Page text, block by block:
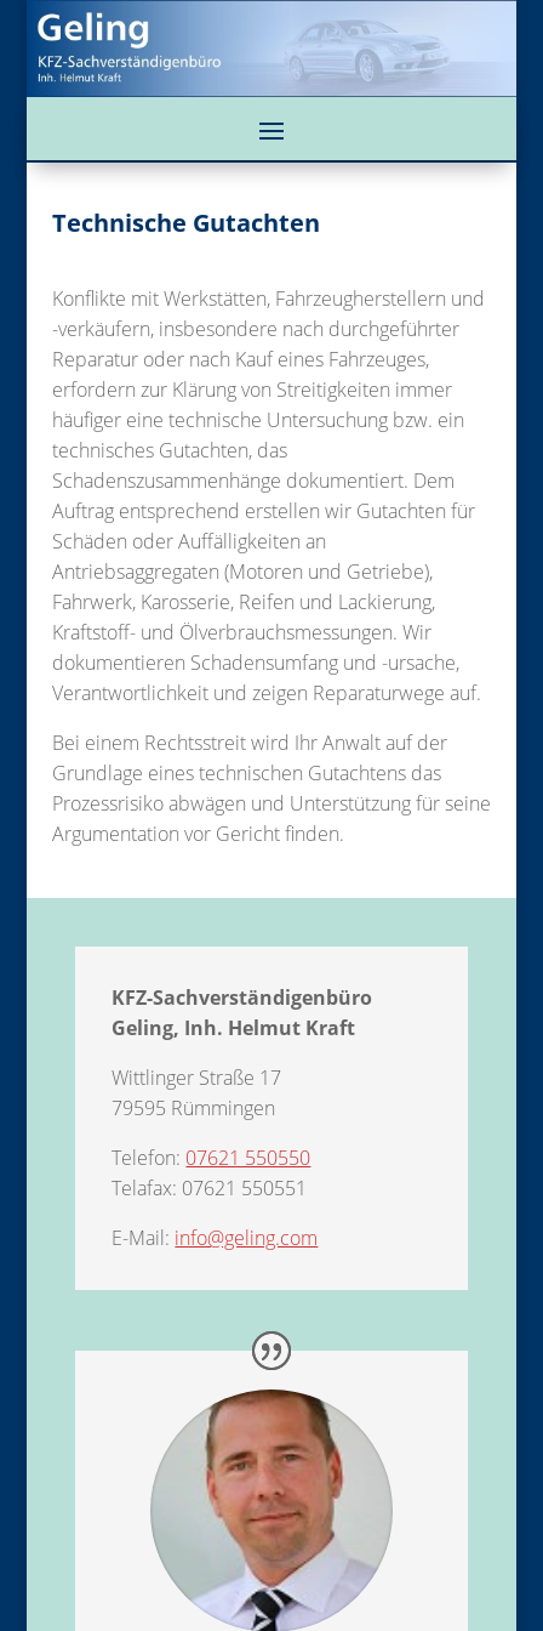
Technische Gutachten
Konflikte mit Werkstätten, Fahrzeugherstellern und
-verkäufern, insbesondere nach durchgeführter
Reparatur oder nach Kauf eines Fahrzeuges,
erfordern zur Klärung von Streitigkeiten immer
häufiger eine technische Untersuchung bzw. ein
technisches Gutachten, das
Schadenszusammenhänge dokumentiert. Dem
Auftrag entsprechend erstellen wir Gutachten für
Schäden oder Auffälligkeiten an
Antriebsaggregaten (Motoren und Getriebe),
Fahrwerk, Karosserie, Reifen und Lackierung,
Kraftstoff- und Ölverbrauchsmessungen. Wir
dokumentieren Schadensumfang und -ursache,
Verantwortlichkeit und zeigen Reparaturwege auf.
Bei einem Rechtsstreit wird Ihr Anwalt auf der
Grundlage eines technischen Gutachtens das
Prozessrisiko abwägen und Unterstützung für seine
Argumentation vor Gericht finden.
KFZ-Sachverständigenbüro
Geling, Inh. Helmut Kraft
Wittlinger Straße 17
79595 Rümmingen
Telefon: 07621 550550
Telafax: 07621 550551
E-Mail: info@geling.com